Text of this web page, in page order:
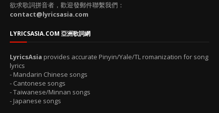
欲求歌詞拼音者，歡迎發郵件聯繫我們：
contact@lyricsasia.com
LYRICSASIA.COM 亞洲歌詞網
LyricsAsia provides accurate Pinyin/Yale/TL romanization for song
lyrics
- Mandarin Chinese songs
- Cantonese songs
- Taiwanese/Minnan songs
- Japanese songs